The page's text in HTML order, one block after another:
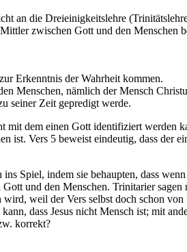
an die Dreieinigkeitslehre
zwischen Gott und den Menschen
Erkenntnis der Wahrheit kommen.
Menschen, nämlich der Mensch
seiner Zeit gepredigt werde.
mit dem einen Gott identifiziert
Vers 5 beweist eindeutig, dass der
Spiel, indem sie behaupten, dass
und den Menschen. Trinitarier
weil der Vers selbst doch schon
dass Jesus nicht Mensch ist; mit
korrekt?